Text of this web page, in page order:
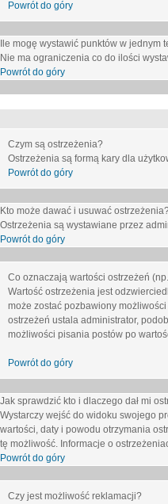
Powrót do góry
Ile mogę wystawić punktów w jednym
Nie ma ograniczenia co do ilości
Powrót do góry
Czym są ostrzeżenia?
Ostrzeżenia są formą kary dla
Powrót do góry
Kto może dawać i usuwać
Ostrzeżenia są wystawiane przez
Powrót do góry
Co oznaczają wartości ostrzeżeń
Wartość ostrzeżenia jest
może zostać pozbawiony
ostrzeżeń ustala administrator,
możliwości pisania postów po
Powrót do góry
Jak sprawdzić kto i dlaczego dał mi
Wystarczy wejść do widoku swojego
wartości, daty i powodu otrzymania
tę możliwość. Informacje o
Powrót do góry
Czy jest możliwość reklamacji?